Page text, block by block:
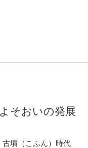
そおいの発展
墳（こふん）時代